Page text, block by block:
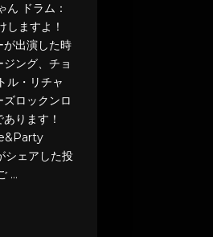
ん ドラム：
しますよ！
が出演した時
ング、チョ
ル・リチャ
ロックンロ
あります！
ェアした投
…